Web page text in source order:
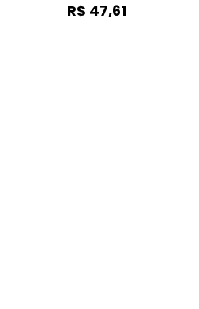
R$ 47,61